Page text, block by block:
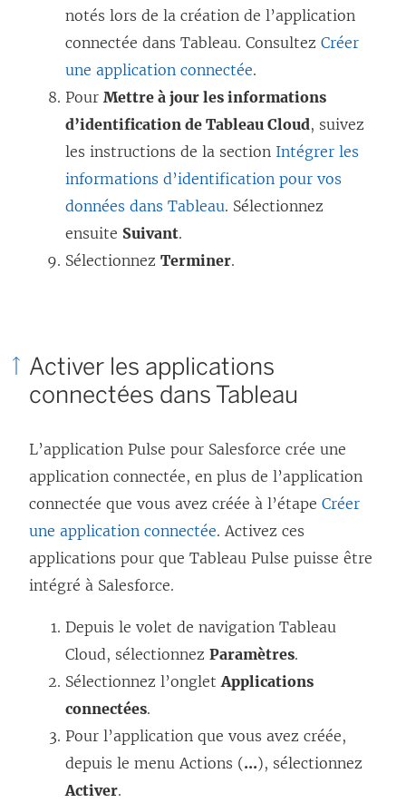
notés lors de la création de l’application
connectée dans Tableau. Consultez Créer
une application connectée.
Pour Mettre à jour les informations
d’identification de Tableau Cloud, suivez
les instructions de la section Intégrer les
informations d’identification pour vos
données dans Tableau. Sélectionnez
ensuite Suivant.
Sélectionnez Terminer.
Activer les applications
connectées dans Tableau
L’application Pulse pour Salesforce crée une
application connectée, en plus de l’application
connectée que vous avez créée à l’étape Créer
une application connectée. Activez ces
applications pour que Tableau Pulse puisse être
intégré à Salesforce.
Depuis le volet de navigation Tableau
Cloud, sélectionnez Paramètres.
Sélectionnez l’onglet Applications
connectées.
Pour l’application que vous avez créée,
depuis le menu Actions (...), sélectionnez
Activer.